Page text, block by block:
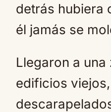
detrás hubiera
él jamás se
Llegaron a una
edificios